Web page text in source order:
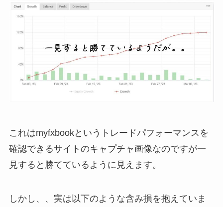
これはmyfxbookというトレードパフォーマンスを
確認できるサイトのキャプチャ画像なのですが一
見すると勝てているように見えます。
しかし、、実は以下のような含み損を抱えていま